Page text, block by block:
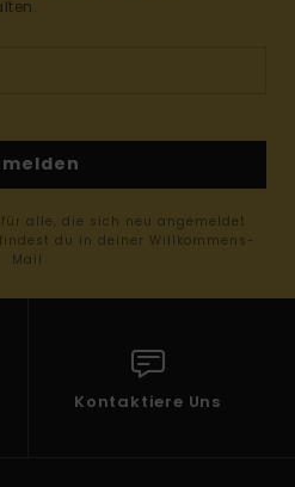
alle, die sich neu angemeldet
du in deiner Willkommens-
Mail
Kontaktiere Uns